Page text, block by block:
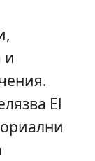
и
El